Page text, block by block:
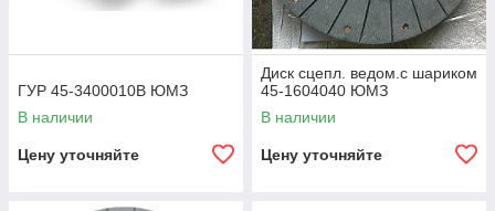
ГУР 45-3400010В ЮМЗ
В наличии
Цену уточняйте
Диск сцепл. ведом.с шариком
45-1604040 ЮМЗ
В наличии
Цену уточняйте